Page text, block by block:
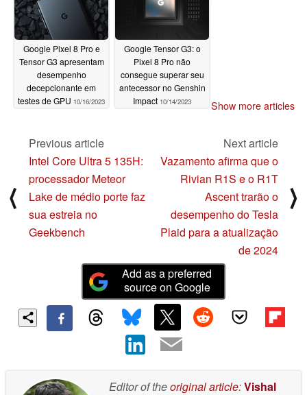
Google Pixel 8 Pro e
Tensor G3 apresentam
desempenho
decepcionante em
testes de GPU 10/16/2023
Google Tensor G3: o
Pixel 8 Pro não
consegue superar seu
antecessor no Genshin
Impact 10/14/2023 Show more articles
⟨
Previous article
Intel Core Ultra 5 135H:
processador Meteor
Lake de médio porte faz
sua estreia no
Geekbench
Next article
Vazamento afirma que o
Rivian R1S e o R1T
Ascent trarão o
desempenho do Tesla
Plaid para a atualização
de 2024
⟩
Add as a preferred
source on Google
Editor of theoriginal article:Vishal